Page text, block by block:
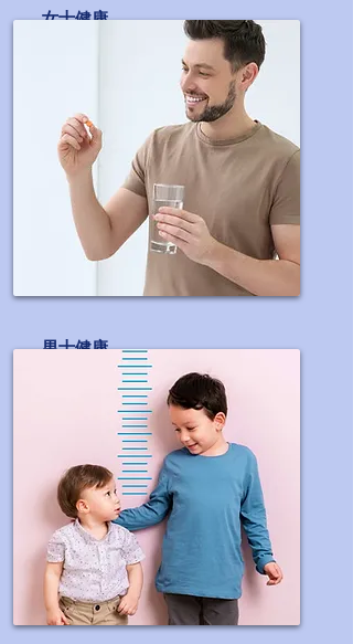
女士健康
美白、抗衰老等產品系列
男士健康
促進男士生理機能,提高活力等